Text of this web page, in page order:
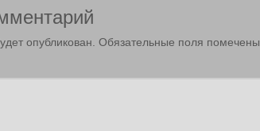
опубликован. Обязательные поля помечены